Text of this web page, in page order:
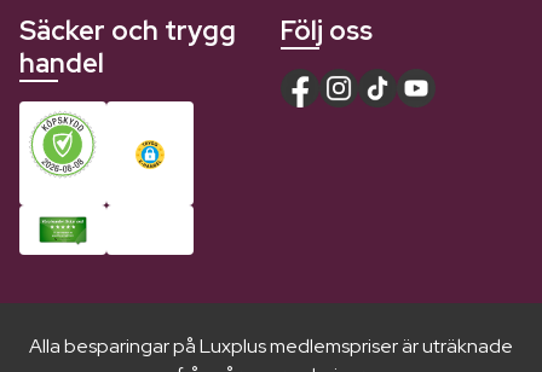
Säcker och trygg
handel
Följ oss
Alla besparingar på Luxplus medlemspriser är uträknade